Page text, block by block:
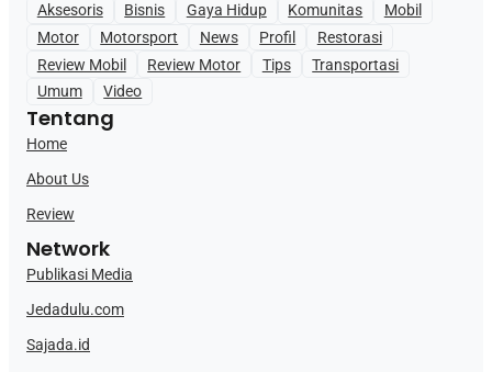
Aksesoris Bisnis Gaya Hidup Komunitas
Mobil
Motor
Motorsport News Profil
Restorasi
Review Mobil
Review Motor Tips
Transportasi
Umum
Video
Tentang
Home
About Us
Review
Network
Publikasi Media
Jedadulu.com
Sajada.id